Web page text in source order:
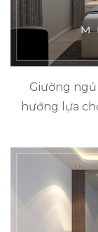
Giường
hướng lựa